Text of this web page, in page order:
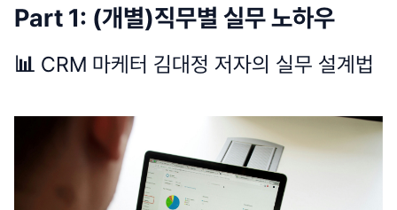
Part 1: (개별)직무별 실무 노하우
📊 CRM 마케터 김대정 저자의 실무 설계법